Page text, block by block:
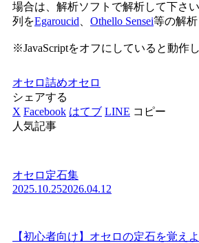
場合は、解析ソフトで解析して下さい
列をEgaroucid Othello Sensei等の解
※JavaScriptをオフにしていると動作し
オセロ詰めオセロ
シェアする
X Facebook はてブ LINE コピー
人気記事
オセロ定石集
2025.10.252026.04.12
【初心者向け】オセロの定石を覚え